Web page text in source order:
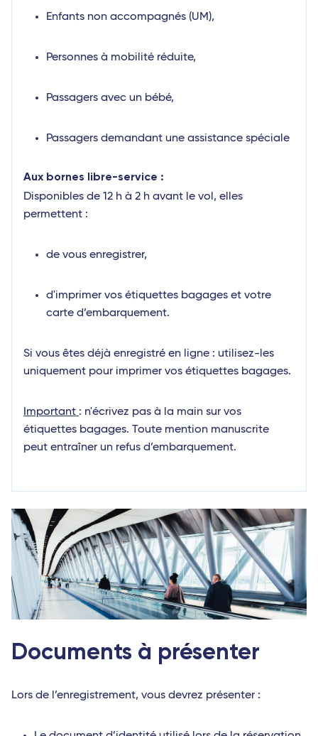
Enfants non accompagnés (UM),
Personnes à mobilité réduite,
Passagers avec un bébé,
Passagers demandant une assistance spéciale
Aux bornes libre-service :
Disponibles de 12 h à 2 h avant le vol, elles
permettent :
de vous enregistrer,
d'imprimer vos étiquettes bagages et votre
carte d’embarquement.
Si vous êtes déjà enregistré en ligne : utilisez-les
uniquement pour imprimer vos étiquettes bagages.
Important : n'écrivez pas à la main sur vos
étiquettes bagages. Toute mention manuscrite
peut entraîner un refus d’embarquement.
Documents à présenter
Lors de l’enregistrement, vous devrez présenter :